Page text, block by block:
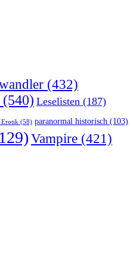
(432)
(540) Leselisten (187)
Erotik (58) paranormal historisch (103)
Vampire (421)